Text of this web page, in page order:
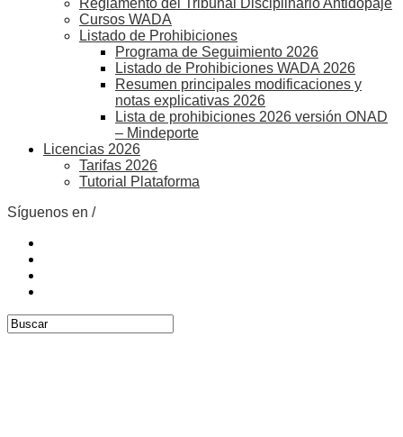
Reglamento del Tribunal Disciplinario Antidopaje
Cursos WADA
Listado de Prohibiciones
Programa de Seguimiento 2026
Listado de Prohibiciones WADA 2026
Resumen principales modificaciones y
notas explicativas 2026
Lista de prohibiciones 2026 versión ONAD
– Mindeporte
Licencias 2026
Tarifas 2026
Tutorial Plataforma
Síguenos en /